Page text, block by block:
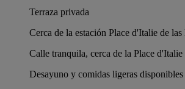
Terraza privada
Cerca de la estación Place d'Italie de
Calle tranquila, cerca de la Place d'Italie
Desayuno y comidas ligeras